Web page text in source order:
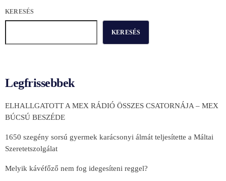
KERESÉS
KERESÉS
Legfrissebbek
ELHALLGATOTT A MEX RÁDIÓ ÖSSZES CSATORNÁJA – MEX
BÚCSÚ BESZÉDE
1650 szegény sorsú gyermek karácsonyi álmát teljesítette a Máltai
Szeretetszolgálat
Melyik kávéfőző nem fog idegesíteni reggel?